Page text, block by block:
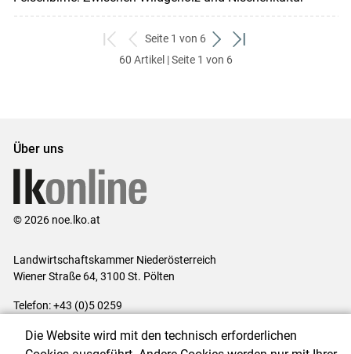
zum
ersten
zurück
zum
Seite 1 von 6
weiter
zum
zum
60 Artikel | Seite 1 von 6
Über uns
© 2026 noe.lko.at
Landwirtschaftskammer Niederösterreich
Wiener Straße 64, 3100 St. Pölten
Telefon: +43 (0)5 0259
Impressum|Kontakt|Datenschutzerklärung|Barrierefreiheit|
Die Website wird mit den technisch erforderlichen